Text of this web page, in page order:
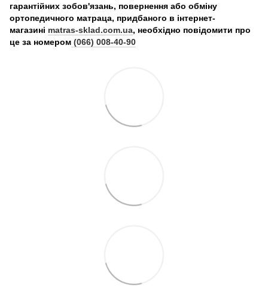
гарантійних зобов'язань, повернення або обміну
ортопедичного матраца, придбаного в інтернет-
магазині matras-sklad.com.ua, необхідно повідомити про
це за номером (066) 008-40-90